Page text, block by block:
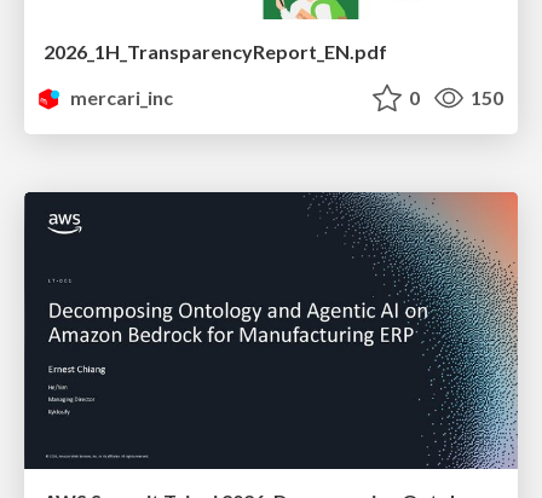
2026_1H_TransparencyReport_EN.pdf
mercari_inc
0 150